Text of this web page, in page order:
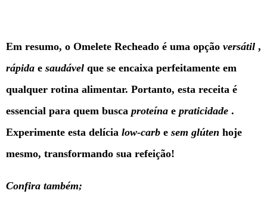
Em resumo, o Omelete Recheado é uma opção versátil ,
rápida e saudável que se encaixa perfeitamente em
qualquer rotina alimentar. Portanto, esta receita é
essencial para quem busca proteína e praticidade .
Experimente esta delícia low-carb e sem glúten hoje
mesmo, transformando sua refeição!
Confira também;